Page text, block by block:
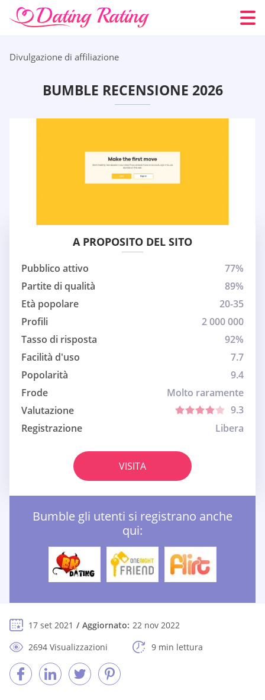
Divulgazione di affiliazione
BUMBLE RECENSIONE 2026
A PROPOSITO DEL SITO
Pubblico attivo
77%
Partite di qualità
89%
Età popolare
20-35
Profili
2 000 000
Tasso di risposta
92%
Facilità d'uso
7.7
Popolarità
9.4
Frode
Molto raramente
Valutazione
9.3
Registrazione
Libera
VISITA
Bumble gli utenti si registrano anche
qui:
17 set 2021 Aggiornato: 22 nov 2022
2694 Visualizzazioni
9 min lettura